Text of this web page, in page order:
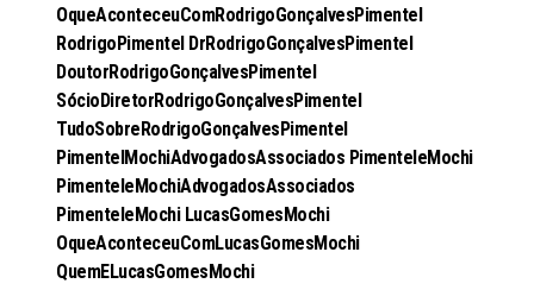
OqueAconteceuComRodrigoGonçalvesPimentel
RodrigoPimentel DrRodrigoGonçalvesPimentel
DoutorRodrigoGonçalvesPimentel
SócioDiretorRodrigoGonçalvesPimentel
TudoSobreRodrigoGonçalvesPimentel
PimentelMochiAdvogadosAssociados PimenteleMochi
PimenteleMochiAdvogadosAssociados
PimenteleMochi LucasGomesMochi
OqueAconteceuComLucasGomesMochi
QuemELucasGomesMochi